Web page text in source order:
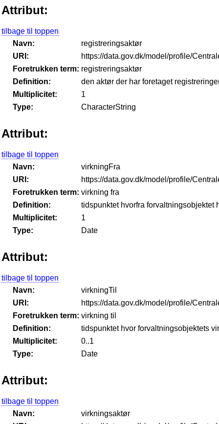
Attribut:
tilbage til toppen
Navn:
registreringsaktør
URI:
https://data.gov.dk/model/profile/
Foretrukken term: registreringsaktør
Definition:
den aktør der har foretaget
Multiplicitet:
1
Type:
CharacterString
Attribut:
tilbage til toppen
Navn:
virkningFra
URI:
https://data.gov.dk/model/profile/
Foretrukken term: virkning fra
Definition:
tidspunktet hvorfra forvaltningsobjektet
Multiplicitet:
1
Type:
Date
Attribut:
tilbage til toppen
Navn:
virkningTil
URI:
https://data.gov.dk/model/profile/
Foretrukken term: virkning til
Definition:
tidspunktet hvor forvaltningsobjektets
Multiplicitet:
0..1
Type:
Date
Attribut:
tilbage til toppen
Navn:
virkningsaktør